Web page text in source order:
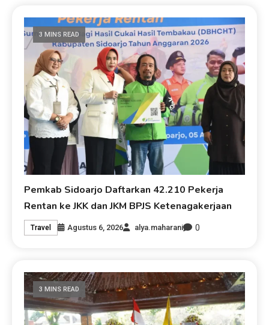
3 MINS READ
Pemkab Sidoarjo Daftarkan 42.210 Pekerja
Rentan ke JKK dan JKM BPJS Ketenagakerjaan
Travel Agustus 6, 2026 alya.maharani 0
3 MINS READ